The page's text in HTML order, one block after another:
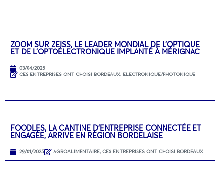
ZOOM SUR ZEISS, LE LEADER MONDIAL DE L’OPTIQUE
ET DE L’OPTOÉLECTRONIQUE IMPLANTÉ À MÉRIGNAC
03/04/2025
CES ENTREPRISES ONT CHOISI BORDEAUX, ELECTRONIQUE/PHOTONIQUE
FOODLES, LA CANTINE D’ENTREPRISE CONNECTÉE ET
ENGAGÉE, ARRIVE EN RÉGION BORDELAISE
29/01/2025 AGROALIMENTAIRE, CES ENTREPRISES ONT CHOISI BORDEAUX